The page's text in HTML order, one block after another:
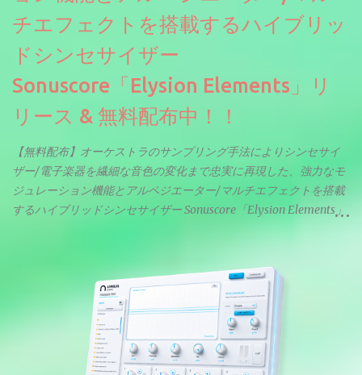
チエフェクトを搭載するハイブリッ
ドシンセサイザー
Sonuscore「Elysion Elements」リ
リース & 無料配布中！！
【無料配布】オーケストラのサンプリング手法によりシンセサイ
ザー/電子楽器を繊細な音色の変化まで忠実に再現した、強力なモ
ジュレーション機能とアルペジエーター/マルチエフェクトを搭載
するハイブリッドシンセサイザー Sonuscore「Elysion Elements」
えるようになっています。総容量も7GBを超えます。複数の設定に
より音色が作りこまれているため、あらかじめアルペジオがプロ
グラムされているプリセットも多いですが、アルペジオを切るこ
とももちろんできます。 ほとんどのシンセライブラリは、音を一
度サンプリングしてベロシティで音量を調整します。 しかし、
ELYSIONは違います。ビンテージシンセを含む様々な音源から、